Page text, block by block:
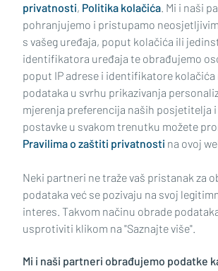
Impressum Uvjeti korištenja Politika
Politika kolačića Kontakt Pritužbe
Oglašavanje
RUBRIKE
BRODSKO-POSAVSKA ŽUPANIJA
privatnosti, Politika kolačića. Mi i naši
pohranjujemo i pristupamo
s vašeg uređaja, poput kolačića ili
identifikatora uređaja te obrađujemo
poput IP adrese i identifikatore kolačića
podataka u svrhu prikazivanja
mjerenja preferencija naših posjetitelja i
postavke u svakom trenutku možete
Pravilima o zaštiti privatnosti na ovoj
Neki partneri ne traže vaš pristanak za
podataka već se pozivaju na svoj
interes. Takvom načinu obrade
usprotiviti klikom na "Saznajte više".
Mi i naši partneri obrađujemo podatke